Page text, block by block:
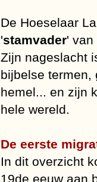
De Hoeselaar
'stamvader' van
Zijn nageslacht
bijbelse termen,
hemel... en zijn
hele wereld.
De eerste
In dit overzicht
19de eeuw aan